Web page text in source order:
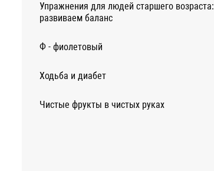
Упражнения для людей старшего возраста:
развиваем баланс
Ф - фиолетовый
Ходьба и диабет
Чистые фрукты в чистых руках